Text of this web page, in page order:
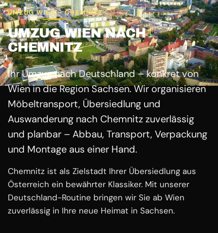
UMZUG WIEN – CHEMNITZ
UMZUG WIEN NACH
CHEMNITZ
Ihr Umzug nach Deutschland – konkret von
Wien in die Region Sachsen. Wir organisieren
Möbeltransport, Übersiedlung und
Auswanderung nach Chemnitz zuverlässig
und planbar – Abbau, Transport, Verpackung
und Montage aus einer Hand.
Chemnitz ist als Zielstadt Ihrer Übersiedlung aus
Österreich ein bewährter Klassiker. Mit unserer
Deutschland-Routine bringen wir Sie ab Wien
zuverlässig in Ihre neue Heimat in Sachsen.